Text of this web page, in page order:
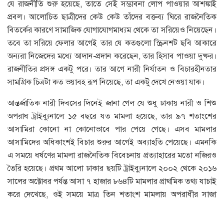
যে রাজনীতি শুরু হয়েছে, তাতে সেই সম্ভাবনা লোপ পাওয়ার আশঙ্কাই
প্রবল। আলোচিত ছাত্রীদের কেউ কেউ তাঁদের বক্তব্য ঘিরে রাজনৈতিক
বিতর্কের কারণে সামাজিক যোগাযোগমাধ্যম থেকে তা সরিয়েও নিয়েছেন।
তবে তা সরিয়ে ফেলার আগেই তার যে কতগুলো স্ক্রিনশট ছবি আকারে
অন্যরা নিজেদের মধ্যে আদান-প্রদান করেছেন, তার হিসাব পাওয়া দুষ্কর।
রাজনীতির প্রসঙ্গ একটু পরে। তার আগে নারী নির্যাতন ও বিচারহীনতার
সামগ্রিক চিত্রটা কত ভয়াবহ রূপ নিয়েছে, তা একটু দেখে নেওয়া যাক।
আন্তর্জাতিক নারী দিবসের দিনেই জানা গেল যে শুধু ঢাকায় নারী ও শিশু
অপরাধ ট্রাইব্যুনালে ১৫ বছরে যত মামলা হয়েছে, তার ৯৭ শতাংশের
আসামিরা কোনো না কোনোভাবে পার পেয়ে গেছে। এসব মামলার
আসামিদের অধিকাংশই বিচার শুরুর আগেই অব্যাহতি পেয়েছে। এমনকি
এ সময়ে ধর্ষণের মামলা রাজনৈতিক বিবেচনায় প্রত্যাহারের মতো নজিরও
তৈরি হয়েছে। প্রথম আলো ঢাকার ছয়টি ট্রাইব্যুনালে ২০০২ থেকে ২০১৬
সালের অক্টোবর পর্যন্ত আসা ৭ হাজার ৮৬৪টি মামলার প্রাথমিক তথ্য যাচাই
করে দেখেছে, ওই সময়ে মাত্র তিন শতাংশ মামলায় অপরাধীর সাজা